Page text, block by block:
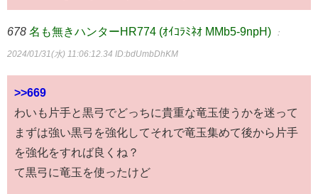
678 名も無きハンターHR774 (ｵｲｺﾗﾐﾈｵ MMb5-9npH) ：
2024/01/31(水) 11:06:12.34 ID:bdUmbDhKM
>>669
わいも片手と黒弓でどっちに貴重な竜玉使うかを迷って
まずは強い黒弓を強化してそれで竜玉集めて後から片手
を強化をすれば良くね？
て黒弓に竜玉を使ったけど